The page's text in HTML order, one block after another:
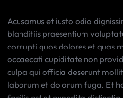
Acusamus et iusto odio
blanditiis praesentium
corrupti quos dolores et quas
occaecati cupiditate non
culpa qui officia deserunt
laborum et dolorum fuga. Et